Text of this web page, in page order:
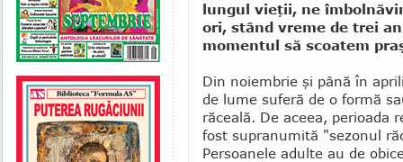
lungul vieţii, ne
ori, stând vreme de trei
momentul să scoatem
Din noiembrie şi până în
de lume suferă de o formă
răceală. De aceea, perioada
fost supranumită "sezonul
Persoanele adulte au de